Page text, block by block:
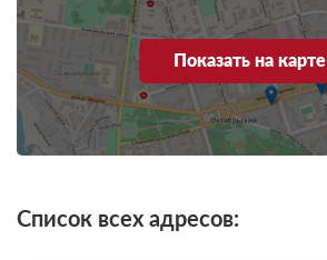
Показать на карте
Список всех адресов: